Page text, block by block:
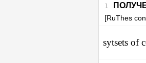
[RuThes
sytsets of